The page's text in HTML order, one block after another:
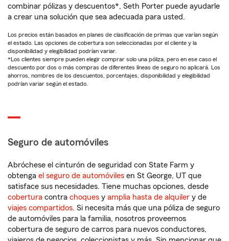
combinar pólizas y descuentos*, Seth Porter puede ayudarle
a crear una solución que sea adecuada para usted.
Los precios están basados en planes de clasificación de primas que varían según
el estado. Las opciones de cobertura son seleccionadas por el cliente y la
disponibilidad y elegibilidad podrían variar.
*Los clientes siempre pueden elegir comprar solo una póliza, pero en ese caso el
descuento por dos o más compras de diferentes líneas de seguro no aplicará. Los
ahorros, nombres de los descuentos, porcentajes, disponibilidad y elegibilidad
podrían variar según el estado.
Seguro de automóviles
Abróchese el cinturón de seguridad con State Farm y
obtenga el seguro de automóviles en St George, UT que
satisface sus necesidades. Tiene muchas opciones, desde
cobertura contra choques y amplia hasta de alquiler y de
viajes compartidos. Si necesita más que una póliza de seguro
de automóviles para la familia, nosotros proveemos
cobertura de seguro de carros para nuevos conductores,